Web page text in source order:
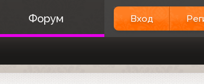
Форум Вход